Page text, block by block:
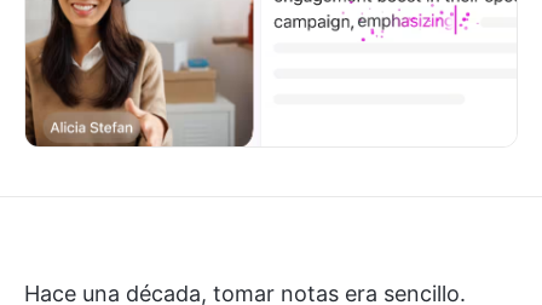
Hace una década, tomar notas era sencillo.